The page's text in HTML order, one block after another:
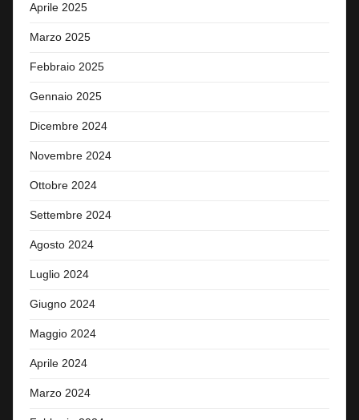
Aprile 2025
Marzo 2025
Febbraio 2025
Gennaio 2025
Dicembre 2024
Novembre 2024
Ottobre 2024
Settembre 2024
Agosto 2024
Luglio 2024
Giugno 2024
Maggio 2024
Aprile 2024
Marzo 2024